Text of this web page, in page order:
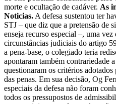
morte e ocultação de cadáver. As
Noticias. A defesa sustentou ter
STJ – que diz que a pretensão de
enseja recurso especial –, uma vez
circunstâncias judiciais do artigo
a pena-base, o colegiado teria
apontaram também contrariedade
questionaram os critérios
das penas. Em sua decisão, Og
especiais da defesa não foram
todos os pressupostos de